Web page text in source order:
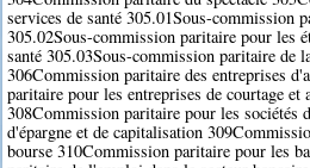
services de santé 305.01Sous-commission
305.02Sous-commission paritaire pour les
santé 305.03Sous-commission paritaire de
306Commission paritaire des entreprises
paritaire pour les entreprises de courtage et
308Commission paritaire pour les sociétés
d'épargne et de capitalisation
bourse 310Commission paritaire pour les